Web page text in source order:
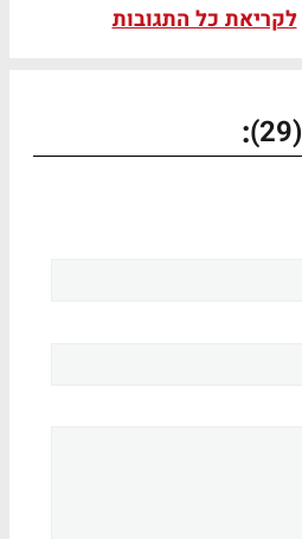
לקריאת כל התגובות
(29)
: